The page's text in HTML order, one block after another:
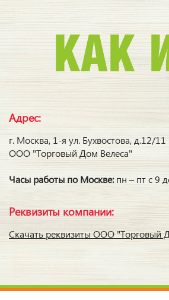
КАК
Адрес:
г. Москва, 1-я ул. Бухвостова, д.12/11
ООО "Торговый Дом Велеса"
Часы работы по Москве:пн – пт с 9
Реквизиты компании:
Скачать реквизиты ООО "Торговый